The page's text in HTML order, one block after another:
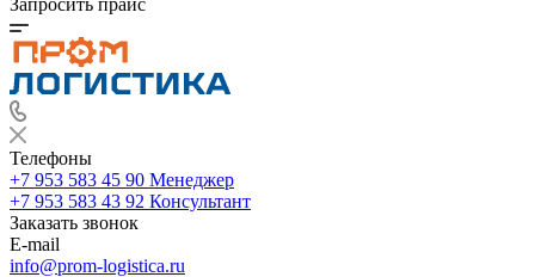
Запросить прайс
Телефоны
+7 953 583 45 90 Менеджер
+7 953 583 43 92 Консультант
Заказать звонок
E-mail
info@prom-logistica.ru